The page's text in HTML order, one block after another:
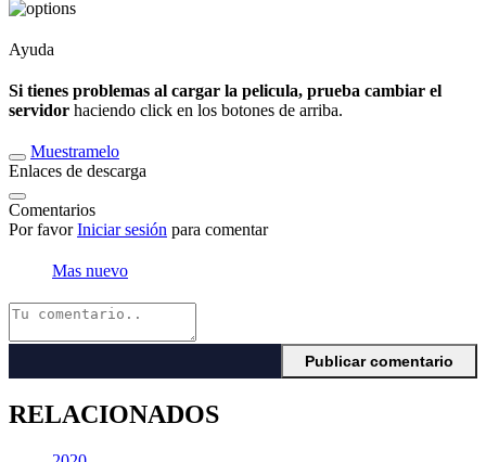
Ayuda
Si tienes problemas al cargar la pelicula, prueba cambiar el
servidor haciendo click en los botones de arriba.
Muestramelo
Enlaces de descarga
Comentarios
Por favorIniciar sesión para comentar
Mas nuevo
RELACIONADOS